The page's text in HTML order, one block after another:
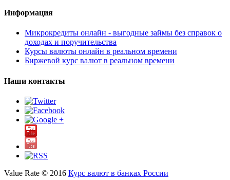
Информация
Микрокредиты онлайн - выгодные займы без справок о
доходах и поручительства
Курсы валюты онлайн в реальном времени
Биржевой курс валют в реальном времени
Наши контакты
Value Rate © 2016 Курс валют в банках России